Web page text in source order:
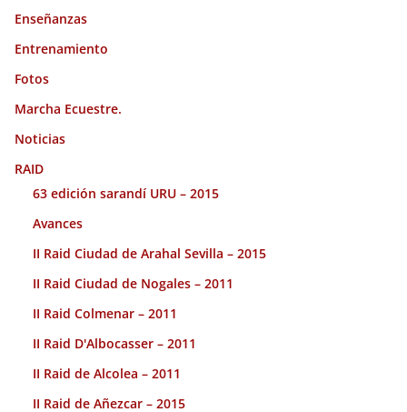
Enseñanzas
Entrenamiento
Fotos
Marcha Ecuestre.
Noticias
RAID
63 edición sarandí URU – 2015
Avances
II Raid Ciudad de Arahal Sevilla – 2015
II Raid Ciudad de Nogales – 2011
II Raid Colmenar – 2011
II Raid D'Albocasser – 2011
II Raid de Alcolea – 2011
II Raid de Añezcar – 2015